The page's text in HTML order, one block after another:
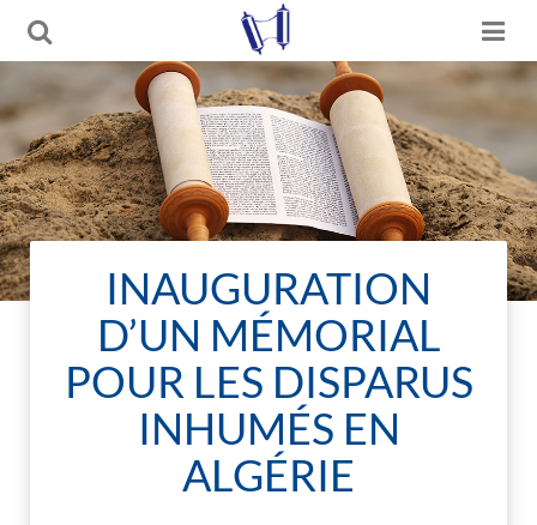
INAUGURATION
D’UN MÉMORIAL
POUR LES DISPARUS
INHUMÉS EN
ALGÉRIE